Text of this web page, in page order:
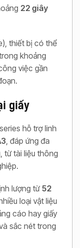
22 giây
thiết bị có thể
khoảng
việc gần
giấy
hỗ trợ linh
, đáp ứng đa
từ tài liệu thông
lượng từ 52
loại vật liệu
cáo hay giấy
sắc nét trong